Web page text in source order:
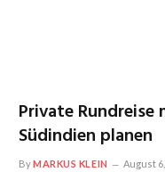
Private
Südindien planen
ByMARKUS KLEIN August